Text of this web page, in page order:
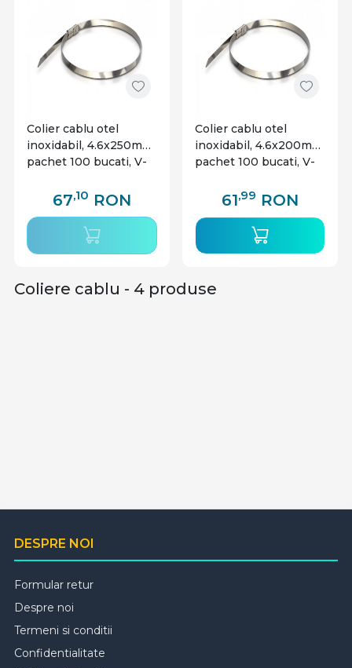
Colier cablu otel
inoxidabil, 4.6x250mm,
pachet 100 bucati, V-
67,10 RON
Colier cablu otel
inoxidabil, 4.6x200mm,
pachet 100 bucati, V-
61,99 RON
Coliere cablu - 4 produse
DESPRE NOI
Formular retur
Despre noi
Termeni si conditii
Confidentialitate